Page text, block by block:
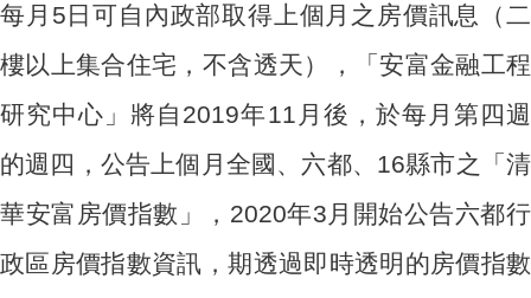
每月5日可自內政部取得上個月之房價訊息（二
樓以上集合住宅，不含透天），「安富金融工程
研究中心」將自2019年11月後，於每月第四週
的週四，公告上個月全國、六都、16縣市之「清
華安富房價指數」，2020年3月開始公告六都行
政區房價指數資訊，期透過即時透明的房價指數